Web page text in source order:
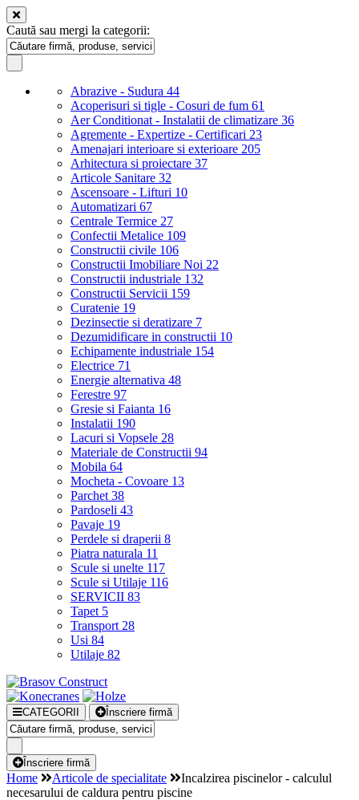
Caută sau mergi la categorii:
Abrazive - Sudura 44
Acoperisuri si tigle - Cosuri de fum 61
Aer Conditionat - Instalatii de climatizare 36
Agremente - Expertize - Certificari 23
Amenajari interioare si exterioare 205
Arhitectura si proiectare 37
Articole Sanitare 32
Ascensoare - Lifturi 10
Automatizari 67
Centrale Termice 27
Confectii Metalice 109
Constructii civile 106
Constructii Imobiliare Noi 22
Constructii industriale 132
Constructii Servicii 159
Curatenie 19
Dezinsectie si deratizare 7
Dezumidificare in constructii 10
Echipamente industriale 154
Electrice 71
Energie alternativa 48
Ferestre 97
Gresie si Faianta 16
Instalatii 190
Lacuri si Vopsele 28
Materiale de Constructii 94
Mobila 64
Mocheta - Covoare 13
Parchet 38
Pardoseli 43
Pavaje 19
Perdele si draperii 8
Piatra naturala 11
Scule si unelte 117
Scule si Utilaje 116
SERVICII 83
Tapet 5
Transport 28
Usi 84
Utilaje 82
CATEGORII Înscriere firmă
Înscriere firmă
Home Articole de specialitate
Incalzirea piscinelor - calculul
necesarului de caldura pentru piscine